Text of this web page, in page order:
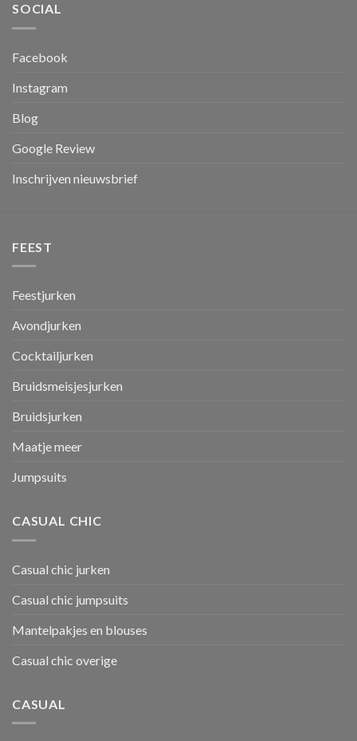
SOCIAL
Facebook
Instagram
Blog
Google Review
Inschrijven nieuwsbrief
FEEST
Feestjurken
Avondjurken
Cocktailjurken
Bruidsmeisjesjurken
Bruidsjurken
Maatje meer
Jumpsuits
CASUAL CHIC
Casual chic jurken
Casual chic jumpsuits
Mantelpakjes en blouses
Casual chic overige
CASUAL